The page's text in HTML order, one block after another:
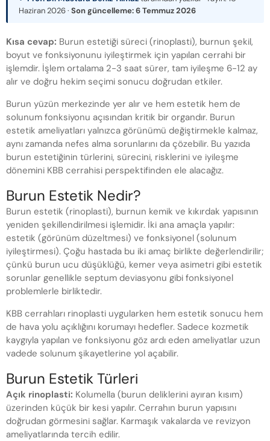
Haziran 2026· Son güncelleme:6 Temmuz 2026
Kısa cevap: Burun estetiği süreci (rinoplasti), burnun şekil,
boyut ve fonksiyonunu iyileştirmek için yapılan cerrahi bir
işlemdir. İşlem ortalama 2-3 saat sürer, tam iyileşme 6-12 ay
alır ve doğru hekim seçimi sonucu doğrudan etkiler.
Burun yüzün merkezinde yer alır ve hem estetik hem de
solunum fonksiyonu açısından kritik bir organdır. Burun
estetik ameliyatları yalnızca görünümü değiştirmekle kalmaz,
aynı zamanda nefes alma sorunlarını da çözebilir. Bu yazıda
burun estetiğinin türlerini, sürecini, risklerini ve iyileşme
dönemini KBB cerrahisi perspektifinden ele alacağız.
Burun Estetik Nedir?
Burun estetik (rinoplasti), burnun kemik ve kıkırdak yapısının
yeniden şekillendirilmesi işlemidir. İki ana amaçla yapılır:
estetik (görünüm düzeltmesi) ve fonksiyonel (solunum
iyileştirmesi). Çoğu hastada bu iki amaç birlikte değerlendirilir;
çünkü burun ucu düşüklüğü, kemer veya asimetri gibi estetik
sorunlar genellikle septum deviasyonu gibi fonksiyonel
problemlerle birliktedir.
KBB cerrahları rinoplasti uygularken hem estetik sonucu hem
de hava yolu açıklığını korumayı hedefler. Sadece kozmetik
kaygıyla yapılan ve fonksiyonu göz ardı eden ameliyatlar uzun
vadede solunum şikayetlerine yol açabilir.
Burun Estetik Türleri
Açık rinoplasti: Kolumella (burun deliklerini ayıran kısım)
üzerinden küçük bir kesi yapılır. Cerrahın burun yapısını
doğrudan görmesini sağlar. Karmaşık vakalarda ve revizyon
ameliyatlarında tercih edilir.